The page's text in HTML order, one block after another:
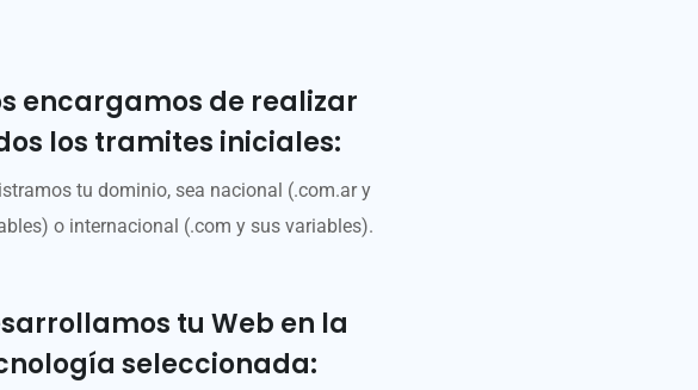
encargamos de realizar
los tramites iniciales:
tu dominio, sea nacional (.com.ar y
o internacional (.com y sus variables).
tu Web en la
seleccionada: